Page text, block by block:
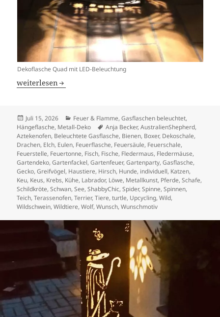
Dekoflasche Quad mit LED-Beleuchtung
„Tierisch gut …“ Feuertonnen und Dekoflaschen mit
weiterlesen
Veröffentlicht
am
Juli 15, 2026 Kategorien
Feuer & Flamme,Gasflaschen beleuchtet,
Hängeflasche, Metall-Deko Schlagwörter
Anja Becker,AustralienShepherd,
Aztekenofen, Beleuchtete Gasflasche, Bienen, Boxer, Dekoschale,
Drachen, Elch, Eulen, Feuerflasche, Feuersäule, Feuerschale,
Feuerstelle, Feuertonne, Fisch, Fische, Fledermaus, Fledermäuse,
Gartendeko,Gartenfackel,Gartenfeuer,Gartenparty,Gasflasche,
Gecko,Greifvögel, Haustiere, Hirsch, Hunde, individuell, Katzen,
Keu, Keus, Krebs, Kühe, Labrador, Löwe, Metallkunst, Pferde,Schafe,
Schildkröte,Schwan,See,ShabbyChic,Spider,Spinne,Spinnen,
Teich,Terassenofen,Terrier,Tiere,turtle, Upcycling,Wild,
Wildschwein,Wildtiere,Wolf,Wunsch,Wunschmotiv